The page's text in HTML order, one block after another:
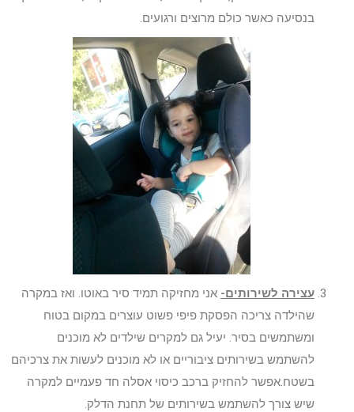
בנסיעה כאשר כולם מרוצים ורגועים.
עצירה לשירותים- אני מחזיקה תמיד סיר באוטו. ואז במקרה
שהילדה צריכה הפסקת פיפי פשוט עוצרים במקום בטוח
ומשתמשים בסיר. יעיל גם למקרים שילדים לא מוכנים
להשתמש בשירותים ציבוריים או לא מוכנים לעשות את צרכיהם
בשטח.אפשר להחזיק ברכב כיסוי אסלה חד פעמיים למקרה
שיש צורך להשתמש בשירותים של תחנת הדלק.